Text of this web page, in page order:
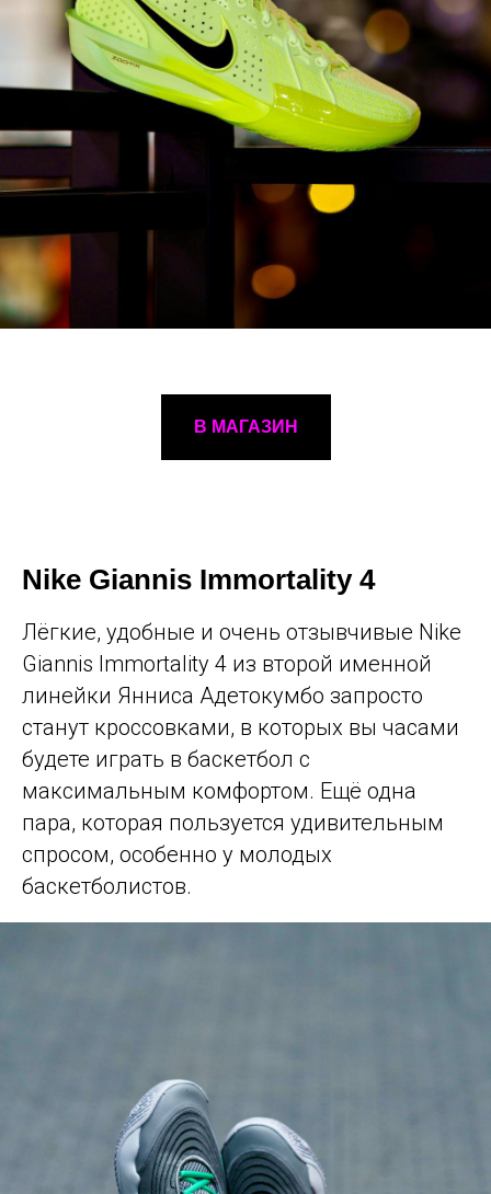
В МАГАЗИН
Nike Giannis Immortality 4
Лёгкие, удобные и очень отзывчивые Nike
Giannis Immortality 4 из второй именной
линейки Янниса Адетокумбо запросто
станут кроссовками, в которых вы часами
будете играть в баскетбол с
максимальным комфортом. Ещё одна
пара, которая пользуется удивительным
спросом, особенно у молодых
баскетболистов.